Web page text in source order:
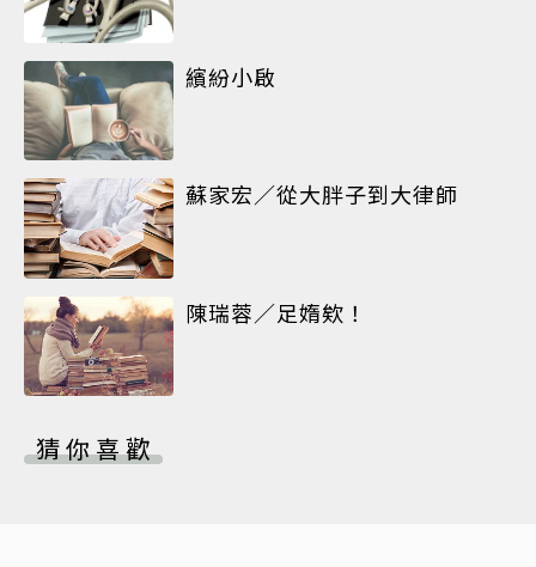
繽紛小啟
蘇家宏／從大胖子到大律師
陳瑞蓉／足媠欸！
猜你喜歡